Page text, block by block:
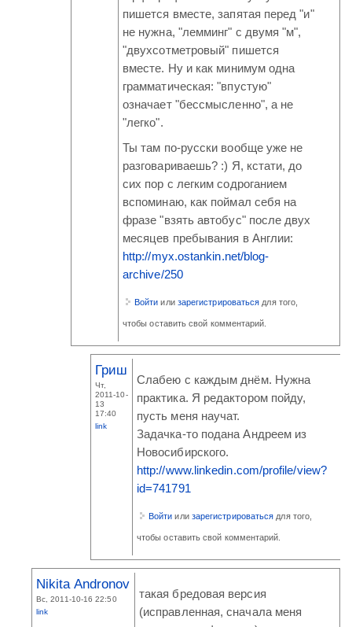
пишется вместе, запятая перед "и"
не нужна, "лемминг" с двумя "м",
"двухсотметровый" пишется
вместе. Ну и как минимум одна
грамматическая: "впустую"
означает "бессмысленно", а не
"легко".
Ты там по-русски вообще уже не
разговариваешь? :) Я, кстати, до
сих пор с легким содроганием
вспоминаю, как поймал себя на
фразе "взять автобус" после двух
месяцев пребывания в Англии:
http://myx.ostankin.net/blog-
archive/250
Войти или зарегистрироваться для того,
чтобы оставить свой комментарий.
Гриш
Чт,
2011-10-
13
17:40
link
Слабею с каждым днём. Нужна
практика. Я редактором пойду,
пусть меня научат.
Задачка-то подана Андреем из
Новосибирского.
http://www.linkedin.com/profile/view?
id=741791
Войти или зарегистрироваться для того,
чтобы оставить свой комментарий.
Nikita Andronov
Вс, 2011-10-16 22:50
link
такая бредовая версия
(исправленная, сначала меня